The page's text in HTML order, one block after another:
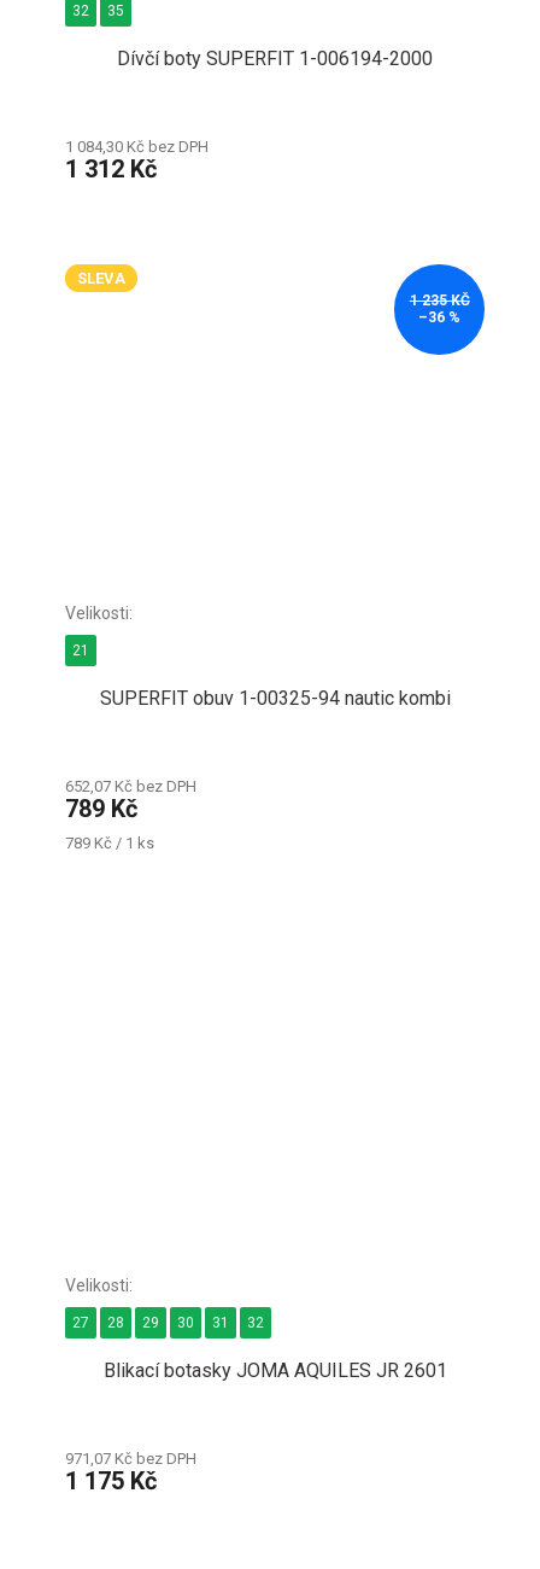
Dívčí boty SUPERFIT 1-006194-2000
1 084,30 Kč bez DPH
1 312 Kč
32 35
SLEVA
1 235 KČ
–36 %
SUPERFIT obuv 1-00325-94 nautic kombi
652,07 Kč bez DPH
789 Kč
Měrná
789 Kč / 1 ks
21
Blikací botasky JOMA AQUILES JR 2601
971,07 Kč bez DPH
1 175 Kč
27 28 29 30 31 32